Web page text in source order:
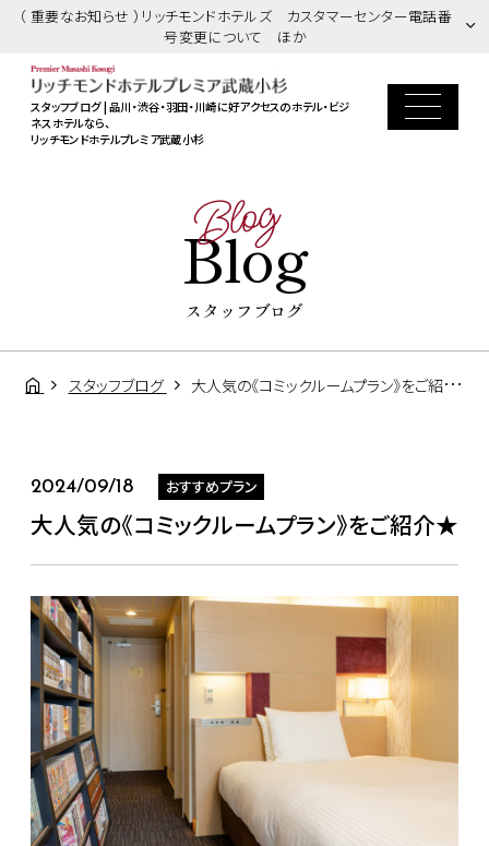
（ 重要なお知らせ ）リッチモンドホテルズ カスタマーセンター電話番
号変更について ほか
スタッフブログ | 品川・渋谷・羽田・川崎に好アクセスのホテル・ビジ
ネスホテルなら、
リッチモンドホテルプレミア武蔵小杉
Blog
Blog
スタッフブログ
スタッフブログ 大人気の《コミックルームプラン》をご紹介★
2024/09/18 おすすめプラン
大人気の《コミックルームプラン》をご紹介★